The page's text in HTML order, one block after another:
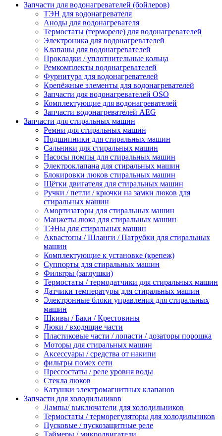
Запчасти для водонагревателей (бойлеров)
ТЭН для водонагревателя
Аноды для водонагревателя
Термостаты (термореле) для водонагревателей
Электроника для водонагревателей
Клапаны для водонагревателей
Прокладки / уплотнительные кольца
Ремкомплекты водонагревателей
Фурнитура для водонагревателей
Крепёжные элементы для водонагревателей
Запчасти для водонагревателей OSO
Комплектующие для водонагревателей
Запчасти водонагревателей AEG
Запчасти для стиральных машин
Ремни для стиральных машин
Подшипники для стиральных машин
Сальники для стиральных машин
Насосы помпы для стиральных машин
Электроклапана для стиральных машин
Блокировки люков стиральных машин
Щётки двигателя для стиральных машин
Ручки / петли / крючки на замки люков для
стиральных машин
Амортизаторы для стиральных машин
Манжеты люка для стиральных машин
ТЭНы для стиральных машин
Аквастопы / Шланги / Патрубки для стиральных
машин
Комплектующие к установке (крепеж)
Суппорты для стиральных машин
Фильтры (заглушки)
Термостаты / термодатчики для стиральных машин
Датчики температуры для стиральных машин
Электронные блоки управления для стиральных
машин
Шкивы / Баки / Крестовины
Люки / входящие части
Пластиковые части / лопасти / дозаторы порошка
Моторы для стиральных машин
Аксессуары / средства от накипи
фильтры помех сети
Прессостаты / реле уровня воды
Стекла люков
Катушки электромагнитных клапанов
Запчасти для холодильников
Лампы/ выключатели для холодильников
Термостаты / терморегуляторы для холодильников
Пусковые / пускозащитные реле